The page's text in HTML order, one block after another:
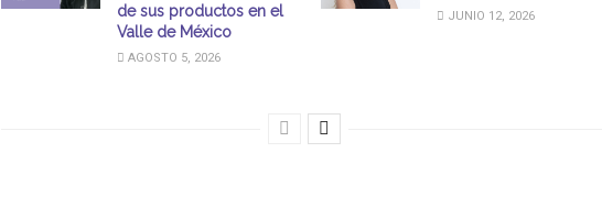
de sus productos en el
Valle de México
AGOSTO 5, 2026
JUNIO 12, 2026